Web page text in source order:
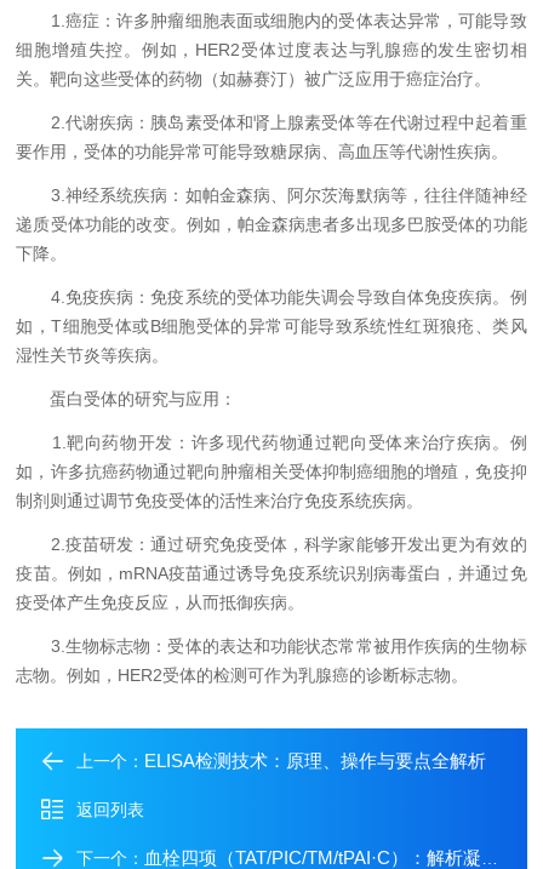
1.癌症：许多肿瘤细胞表面或细胞内的受体表达异常，可能导致
细胞增殖失控。例如，HER2受体过度表达与乳腺癌的发生密切相
关。靶向这些受体的药物（如赫赛汀）被广泛应用于癌症治疗。
2.代谢疾病：胰岛素受体和肾上腺素受体等在代谢过程中起着重
要作用，受体的功能异常可能导致糖尿病、高血压等代谢性疾病。
3.神经系统疾病：如帕金森病、阿尔茨海默病等，往往伴随神经
递质受体功能的改变。例如，帕金森病患者多出现多巴胺受体的功能
下降。
4.免疫疾病：免疫系统的受体功能失调会导致自体免疫疾病。例
如，T细胞受体或B细胞受体的异常可能导致系统性红斑狼疮、类风
湿性关节炎等疾病。
蛋白受体的研究与应用：
1.靶向药物开发：许多现代药物通过靶向受体来治疗疾病。例
如，许多抗癌药物通过靶向肿瘤相关受体抑制癌细胞的增殖，免疫抑
制剂则通过调节免疫受体的活性来治疗免疫系统疾病。
2.疫苗研发：通过研究免疫受体，科学家能够开发出更为有效的
疫苗。例如，mRNA疫苗通过诱导免疫系统识别病毒蛋白，并通过免
疫受体产生免疫反应，从而抵御疾病。
3.生物标志物：受体的表达和功能状态常常被用作疾病的生物标
志物。例如，HER2受体的检测可作为乳腺癌的诊断标志物。
上一个： ELISA检测技术：原理、操作与要点全解析
返回列表
下一个： 血栓四项（TAT/PIC/TM/tPAI·C）：解析凝血-纤溶系统的预警密码​​